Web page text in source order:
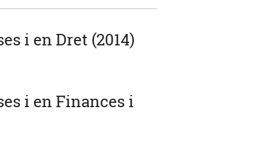
i en Dret (2014)
i en Finances i